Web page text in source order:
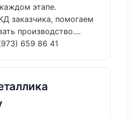
этапе.
заказчика, помогаем
производство....
659 86 41